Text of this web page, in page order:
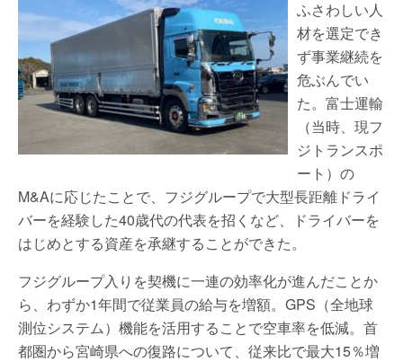
ふさわしい人
材を選定でき
ず事業継続を
危ぶんでい
た。富士運輸
（当時、現フ
ジトランスポ
ート）の
M&Aに応じたことで、フジグループで大型長距離ドライ
バーを経験した40歳代の代表を招くなど、ドライバーを
はじめとする資産を承継することができた。
フジグループ入りを契機に一連の効率化が進んだことか
ら、わずか1年間で従業員の給与を増額。GPS（全地球
測位システム）機能を活用することで空車率を低減。首
都圏から宮崎県への復路について、従来比で最大15％増